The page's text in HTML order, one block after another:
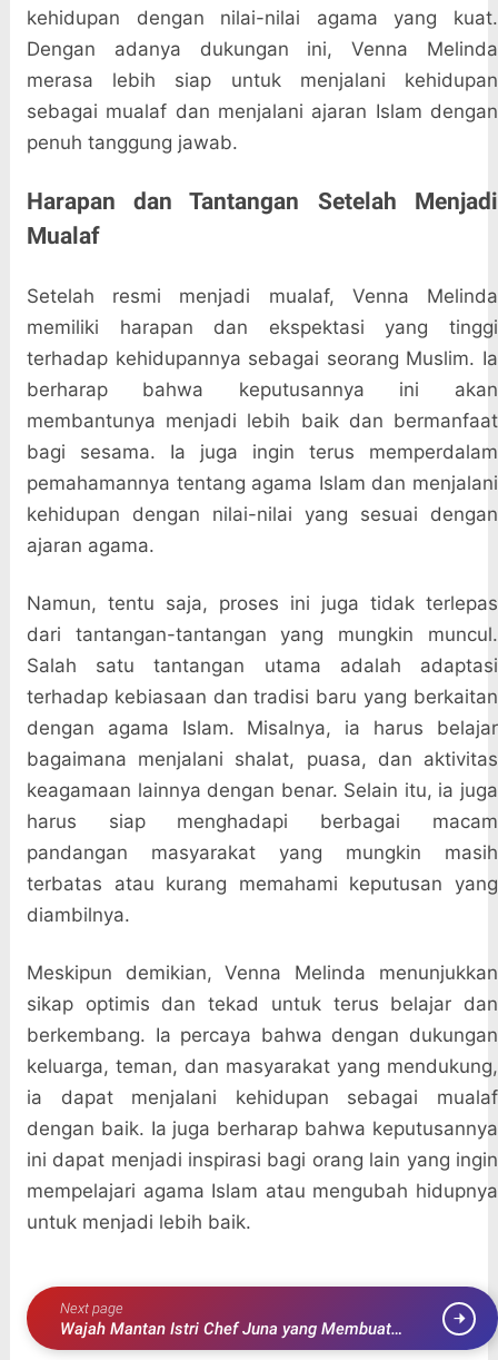
kehidupan dengan nilai-nilai agama yang kuat.
Dengan adanya dukungan ini, Venna Melinda
merasa lebih siap untuk menjalani kehidupan
sebagai mualaf dan menjalani ajaran Islam dengan
penuh tanggung jawab.
Harapan dan Tantangan Setelah Menjadi
Mualaf
Setelah resmi menjadi mualaf, Venna Melinda
memiliki harapan dan ekspektasi yang tinggi
terhadap kehidupannya sebagai seorang Muslim. Ia
berharap bahwa keputusannya ini akan
membantunya menjadi lebih baik dan bermanfaat
bagi sesama. Ia juga ingin terus memperdalam
pemahamannya tentang agama Islam dan menjalani
kehidupan dengan nilai-nilai yang sesuai dengan
ajaran agama.
Namun, tentu saja, proses ini juga tidak terlepas
dari tantangan-tantangan yang mungkin muncul.
Salah satu tantangan utama adalah adaptasi
terhadap kebiasaan dan tradisi baru yang berkaitan
dengan agama Islam. Misalnya, ia harus belajar
bagaimana menjalani shalat, puasa, dan aktivitas
keagamaan lainnya dengan benar. Selain itu, ia juga
harus siap menghadapi berbagai macam
pandangan masyarakat yang mungkin masih
terbatas atau kurang memahami keputusan yang
diambilnya.
Meskipun demikian, Venna Melinda menunjukkan
sikap optimis dan tekad untuk terus belajar dan
berkembang. Ia percaya bahwa dengan dukungan
keluarga, teman, dan masyarakat yang mendukung,
ia dapat menjalani kehidupan sebagai mualaf
dengan baik. Ia juga berharap bahwa keputusannya
ini dapat menjadi inspirasi bagi orang lain yang ingin
mempelajari agama Islam atau mengubah hidupnya
untuk menjadi lebih baik.
Next page
Wajah Mantan Istri Chef Juna yang Membuat
Netizen Terpukau